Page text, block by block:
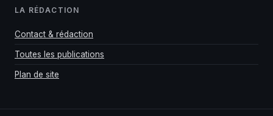
LA RÉDACTION
Contact & rédaction
Toutes les publications
Plan de site